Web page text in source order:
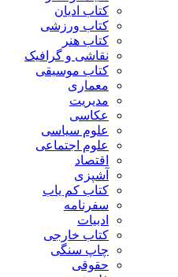
کتاب ادیان
کتاب ورزشی
کتاب هنر
نقاشی و گرافیک
کتاب موسیقی
معماری
مدیریت
عکاسی
علوم سیاسی
علوم اجتماعی
اقتصاد
آشپزی
کتاب کم یاب
سفرنامه
ادبیات
کتاب خارجی
چاپ سنگی
حقوقی